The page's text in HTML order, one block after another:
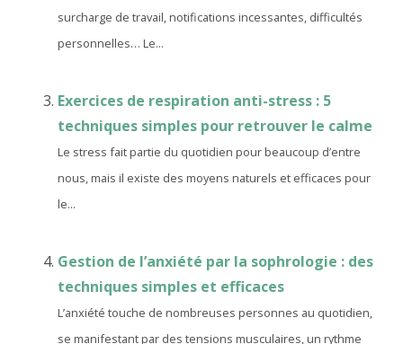
surcharge de travail, notifications incessantes, difficultés
personnelles… Le...
Exercices de respiration anti-stress : 5
techniques simples pour retrouver le calme
Le stress fait partie du quotidien pour beaucoup d’entre
nous, mais il existe des moyens naturels et efficaces pour
le...
Gestion de l’anxiété par la sophrologie : des
techniques simples et efficaces
L’anxiété touche de nombreuses personnes au quotidien,
se manifestant par des tensions musculaires, un rythme